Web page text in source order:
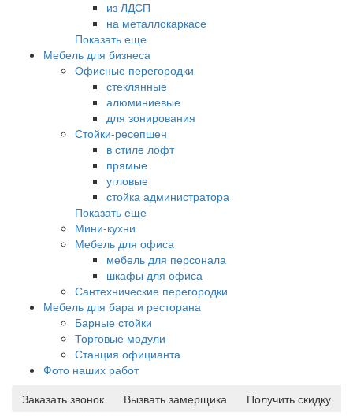
из ЛДСП
на металлокаркасе
Показать еще
Мебель для бизнеса
Офисные перегородки
стеклянные
алюминиевые
для зонирования
Стойки-ресепшен
в стиле лофт
прямые
угловые
стойка администратора
Показать еще
Мини-кухни
Мебель для офиса
мебель для персонала
шкафы для офиса
Сантехнические перегородки
Мебель для бара и ресторана
Барные стойки
Торговые модули
Станция официанта
Фото наших работ
Заказать звонок
Вызвать замерщика
Получить скидку